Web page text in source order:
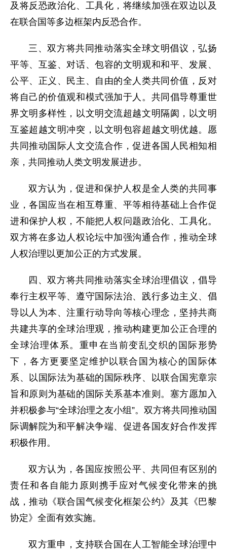
及将反恐政治化、工具化，将继续加强在双边以及
在联合国等多边框架内反恐合作。
三、双方将共同推动落实全球文明倡议，弘扬
平等、互鉴、对话、包容的文明观和和平、发展、
公平、正义、民主、自由的全人类共同价值，反对
将自己的价值观和模式强加于人。共同倡导尊重世
界文明多样性，以文明交流超越文明隔阂，以文明
互鉴超越文明冲突，以文明包容超越文明优越。愿
共同推动国际人文交流合作，促进各国人民相知相
亲，共同推动人类文明发展进步。
双方认为，促进和保护人权是全人类的共同事
业，各国应当在相互尊重、平等相待基础上合作促
进和保护人权，不能把人权问题政治化、工具化。
双方将在多边人权论坛中加强沟通合作，推动全球
人权治理以更加公正的方式发展。
四、双方将共同推动落实全球治理倡议，倡导
奉行主权平等、遵守国际法治、践行多边主义、倡
导以人为本、注重行动导向等核心理念，坚持共商
共建共享的全球治理观，推动构建更加公正合理的
全球治理体系。重申在当前变乱交织的国际形势
下，各方更要坚定维护以联合国为核心的国际体
系、以国际法为基础的国际秩序、以联合国宪章宗
旨和原则为基础的国际关系基本准则。塞方愿加入
并积极参与“全球治理之友小组”。双方将共同推动国
际调解院为和平解决争端、促进各国友好合作发挥
积极作用。
双方认为，各国应按照公平、共同但有区别的
责任和各自能力原则携手应对气候变化带来的挑
战，推动《联合国气候变化框架公约》及其《巴黎
协定》全面有效实施。
双方重申，支持联合国在人工智能全球治理中